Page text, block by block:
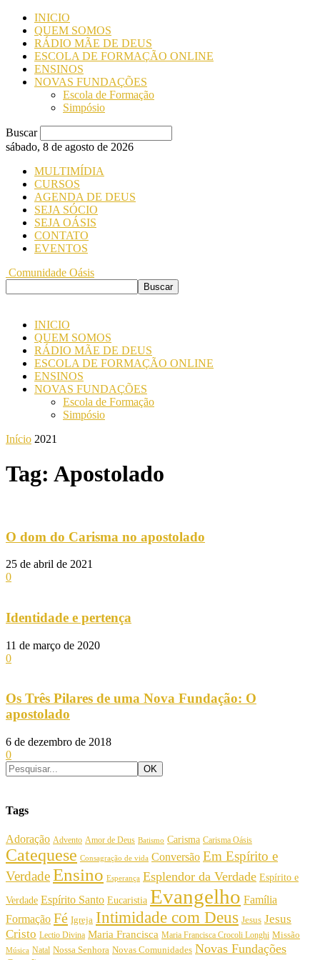
INICIO
QUEM SOMOS
RÁDIO MÃE DE DEUS
ESCOLA DE FORMAÇÃO ONLINE
ENSINOS
NOVAS FUNDAÇÕES
Escola de Formação
Simpósio
Buscar
sábado, 8 de agosto de 2026
MULTIMÍDIA
CURSOS
AGENDA DE DEUS
SEJA SÓCIO
SEJA OÁSIS
CONTATO
EVENTOS
Comunidade Oásis
INICIO
QUEM SOMOS
RÁDIO MÃE DE DEUS
ESCOLA DE FORMAÇÃO ONLINE
ENSINOS
NOVAS FUNDAÇÕES
Escola de Formação
Simpósio
Início 2021
Tag: Apostolado
O dom do Carisma no apostolado
25 de abril de 2021
0
Identidade e pertença
11 de março de 2020
0
Os Três Pilares de uma Nova Fundação: O
apostolado
6 de dezembro de 2018
0
Tags
Adoração Advento Amor de Deus Batismo Carisma Carisma Oásis
Catequese Consagração de vida Conversão Em Espírito e
VerdadeEnsino Esperança Esplendor da Verdade Espírito e
Verdade Espírito Santo Eucaristia Evangelho Família
Formação Fé Igreja Intimidade com Deus Jesus Jesus
Cristo Lectio Divina Maria Francisca Maria Francisca Crocoli Longhi Missão
Música Natal Nossa Senhora Novas Comunidades Novas Fundações